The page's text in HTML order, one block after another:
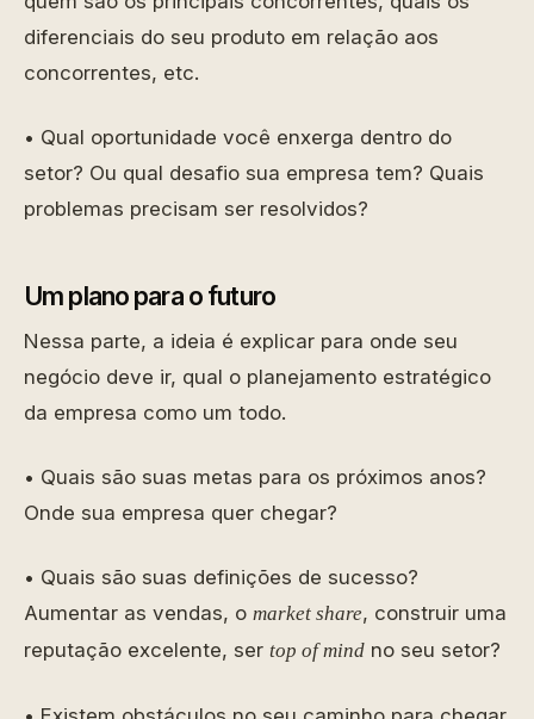
diferenciais do seu produto em relação aos
concorrentes, etc.
• Qual oportunidade você enxerga dentro do
setor? Ou qual desafio sua empresa tem? Quais
problemas precisam ser resolvidos?
Um plano para o futuro
Nessa parte, a ideia é explicar para onde seu
negócio deve ir, qual o planejamento estratégico
da empresa como um todo.
• Quais são suas metas para os próximos anos?
Onde sua empresa quer chegar?
• Quais são suas definições de sucesso?
Aumentar as vendas, o market share, construir uma
reputação excelente, ser top of mind no seu setor?